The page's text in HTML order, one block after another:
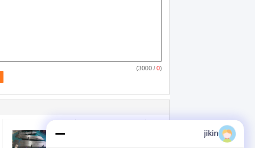
(
0
/ 3000)
jikin